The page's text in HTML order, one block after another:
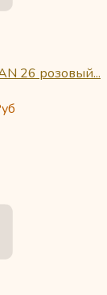
26 розовый...